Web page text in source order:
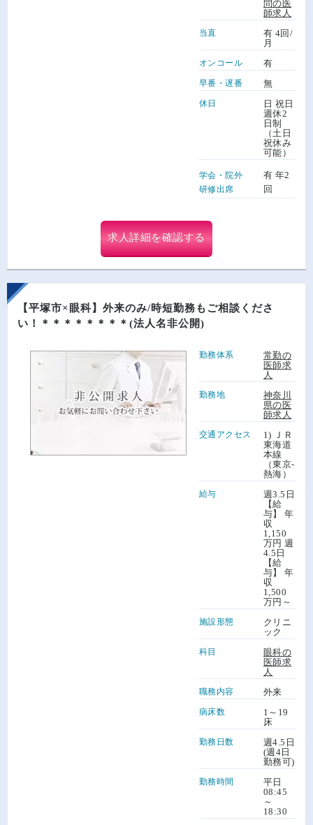
問の医
師求人
当直
有 4回/
月
オンコール 有
早番・遅番 無
休日
日 祝日
週休2
日制
（土日
祝休み
可能）
学会・院外
研修出席
有 年2
回
求人詳細を確認する
【平塚市×眼科】外来のみ/時短勤務もご相談くださ
い！＊＊＊＊＊＊＊＊(法人名非公開)
勤務体系
常勤の
医師求
人
勤務地
神奈川
県の医
師求人
交通アクセス
1) ＪＲ
東海道
本線
（東京-
熱海）
給与
週3.5日
【給
与】 年
収
1,150
万円 週
4.5日
【給
与】 年
収
1,500
万円～
施設形態
クリニ
ック
科目
眼科の
医師求
人
職務内容 外来
病床数
1～19
床
勤務日数
週4.5日
(週4日
勤務可)
勤務時間
平日
08:45
～
18:30